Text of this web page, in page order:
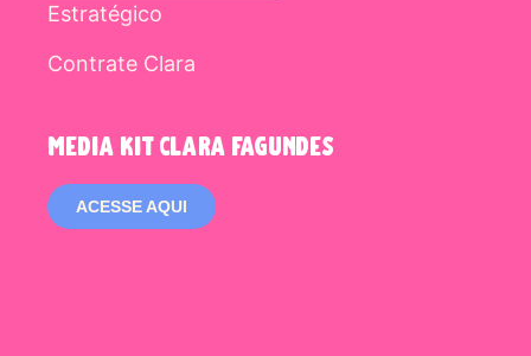
Estratégico
Contrate Clara
media kit clara fagundes
ACESSE AQUI